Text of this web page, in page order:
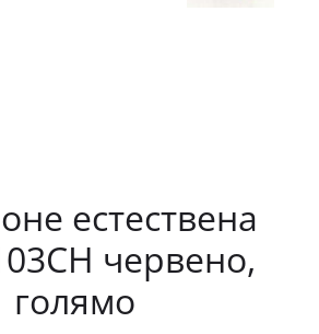
естествена
червено,
голямо